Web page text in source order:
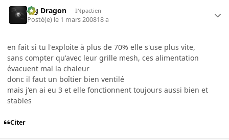
Big Dragon INpactien
Posté(e) le 1 mars 200818 a
en fait si tu l'exploite à plus de 70% elle s'use plus vite,
sans compter qu'avec leur grille mesh, ces alimentation
évacuent mal la chaleur
donc il faut un boîtier bien ventilé
mais j'en ai eu 3 et elle fonctionnent toujours aussi bien et
stables
Citer